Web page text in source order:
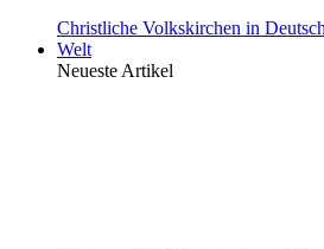
Christliche Volkskirchen in
Welt
Neueste Artikel